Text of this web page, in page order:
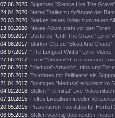
07.06.2025: Superbes "Silence Like The
24.04.2020: Netter Trailer zu Anfängen der
20.03.2020: Starkes neues Video zum neuen
13.03.2020: Neues Album steht vor den Toren
02.09.2017: Düsteres "Until The Grave" Lyric-
04.08.2017: Starker Clip zu "Blood And Chaos"
08.07.2017: "The Longest Winter" Lyric-Video.
27.06.2017: Erste "Medusa"-Hörprobe und
07.06.2017: "Medusa"-Artworkt, Infos und
27.05.2017: Tourdates mit Pallbearer als
21.04.2017: Doomiges "Medusa" erscheint im
04.02.2016: Stellen "Terminal" Live-
07.10.2015: Fettes Livealbum in edler
20.05.2015: Präsentieren Tourdates für Herbst
06.05.2015: Stellen wuchtig doomenden, neuen